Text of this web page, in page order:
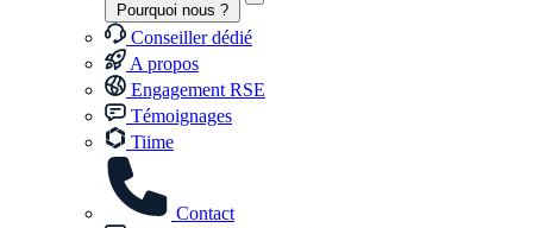
Pourquoi nous ?
Conseiller dédié
A propos
Engagement RSE
Témoignages
Tiime
Contact